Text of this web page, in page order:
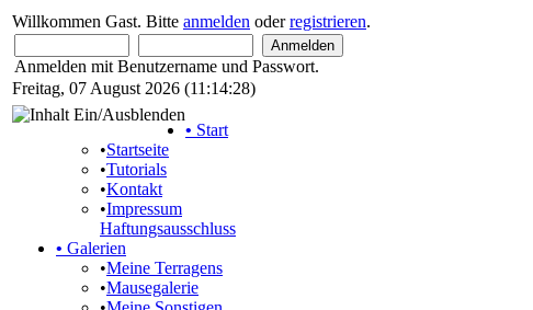
Willkommen Gast. Bitte anmelden oderregistrieren.
Anmelden mit Benutzername und Passwort.
Freitag, 07 August 2026 (11:14:28)
• Start
•Startseite
•Tutorials
•Kontakt
•Impressum
Haftungsausschluss
• Galerien
•Meine Terragens
•Mausegalerie